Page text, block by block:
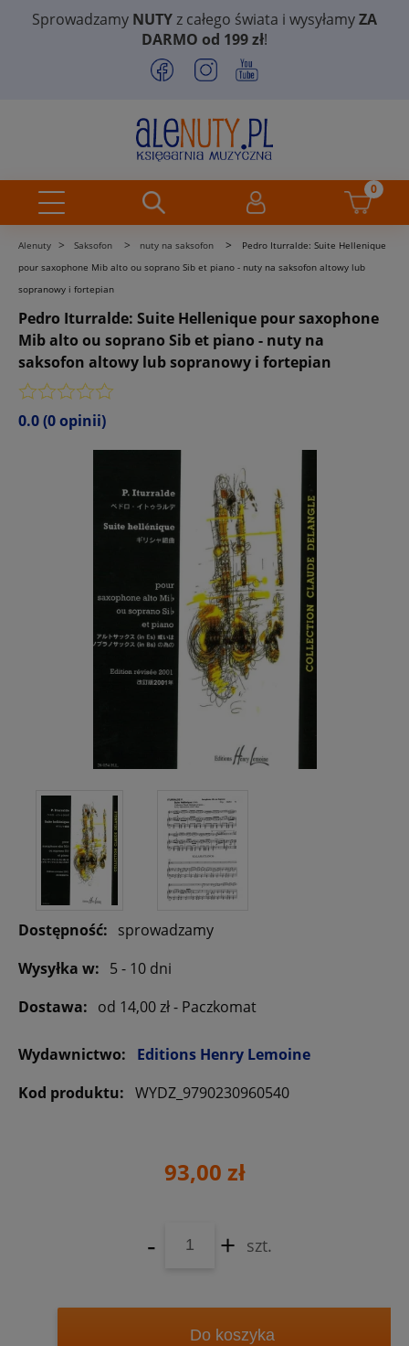
Sprowadzamy NUTYz całego świata i wysyłamyZA
DARMO od 199 zł!
Alenuty > Saksofon > nuty na saksofon >
Pedro Iturralde: Suite Hellenique
pour saxophone Mib alto ou soprano Sib et piano - nuty na saksofon altowy lub
sopranowy i fortepian
Pedro Iturralde: Suite Hellenique pour saxophone
Mib alto ou soprano Sib et piano - nuty na
saksofon altowy lub sopranowy i fortepian
0.0(0 opinii)
Dostępność: sprowadzamy
Wysyłka w: 5 - 10 dni
Dostawa: od 14,00 zł- Paczkomat
Wydawnictwo:
Editions Henry Lemoine
Kod produktu: WYDZ_9790230960540
93,00 zł
- + szt.
Do koszyka